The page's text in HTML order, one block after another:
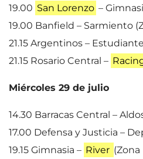
19.00 San Lorenzo –
19.00 Banfield – Sarmiento
21.15 Argentinos –
21.15 Rosario Central –
Miércoles 29 de julio
14.30 Barracas Central –
17.00 Defensa y Justicia –
19.15 Gimnasia – River (Zona